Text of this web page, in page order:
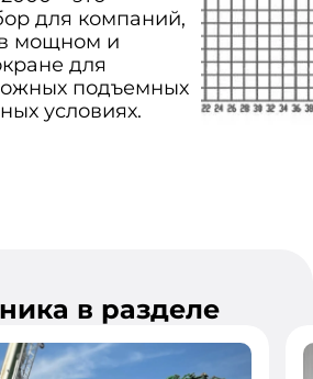
для компаний,
мощном и
для
подъемных
условиях.
в разделе